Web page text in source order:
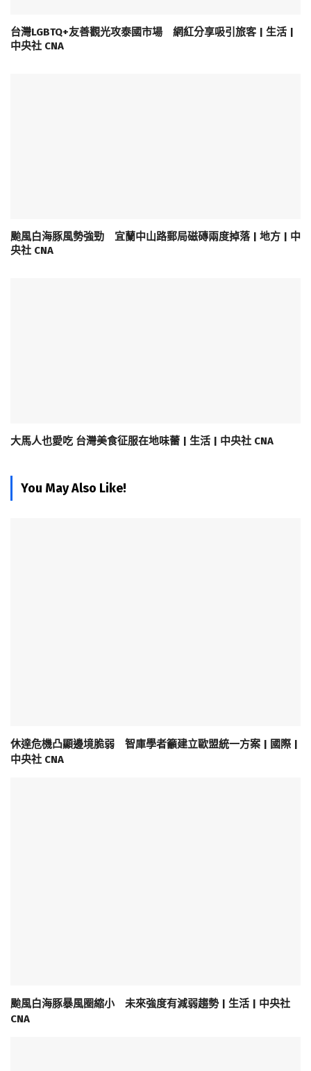
台灣LGBTQ+友善觀光攻泰國市場 網紅分享吸引旅客 | 生活 |
中央社 CNA
颱風白海豚風勢強勁 宜蘭中山路郵局磁磚兩度掉落 | 地方 | 中
央社 CNA
大馬人也愛吃 台灣美食征服在地味蕾 | 生活 | 中央社 CNA
You May Also Like!
休達危機凸顯邊境脆弱 智庫學者籲建立歐盟統一方案 | 國際 |
中央社 CNA
颱風白海豚暴風圈縮小 未來強度有減弱趨勢 | 生活 | 中央社
CNA